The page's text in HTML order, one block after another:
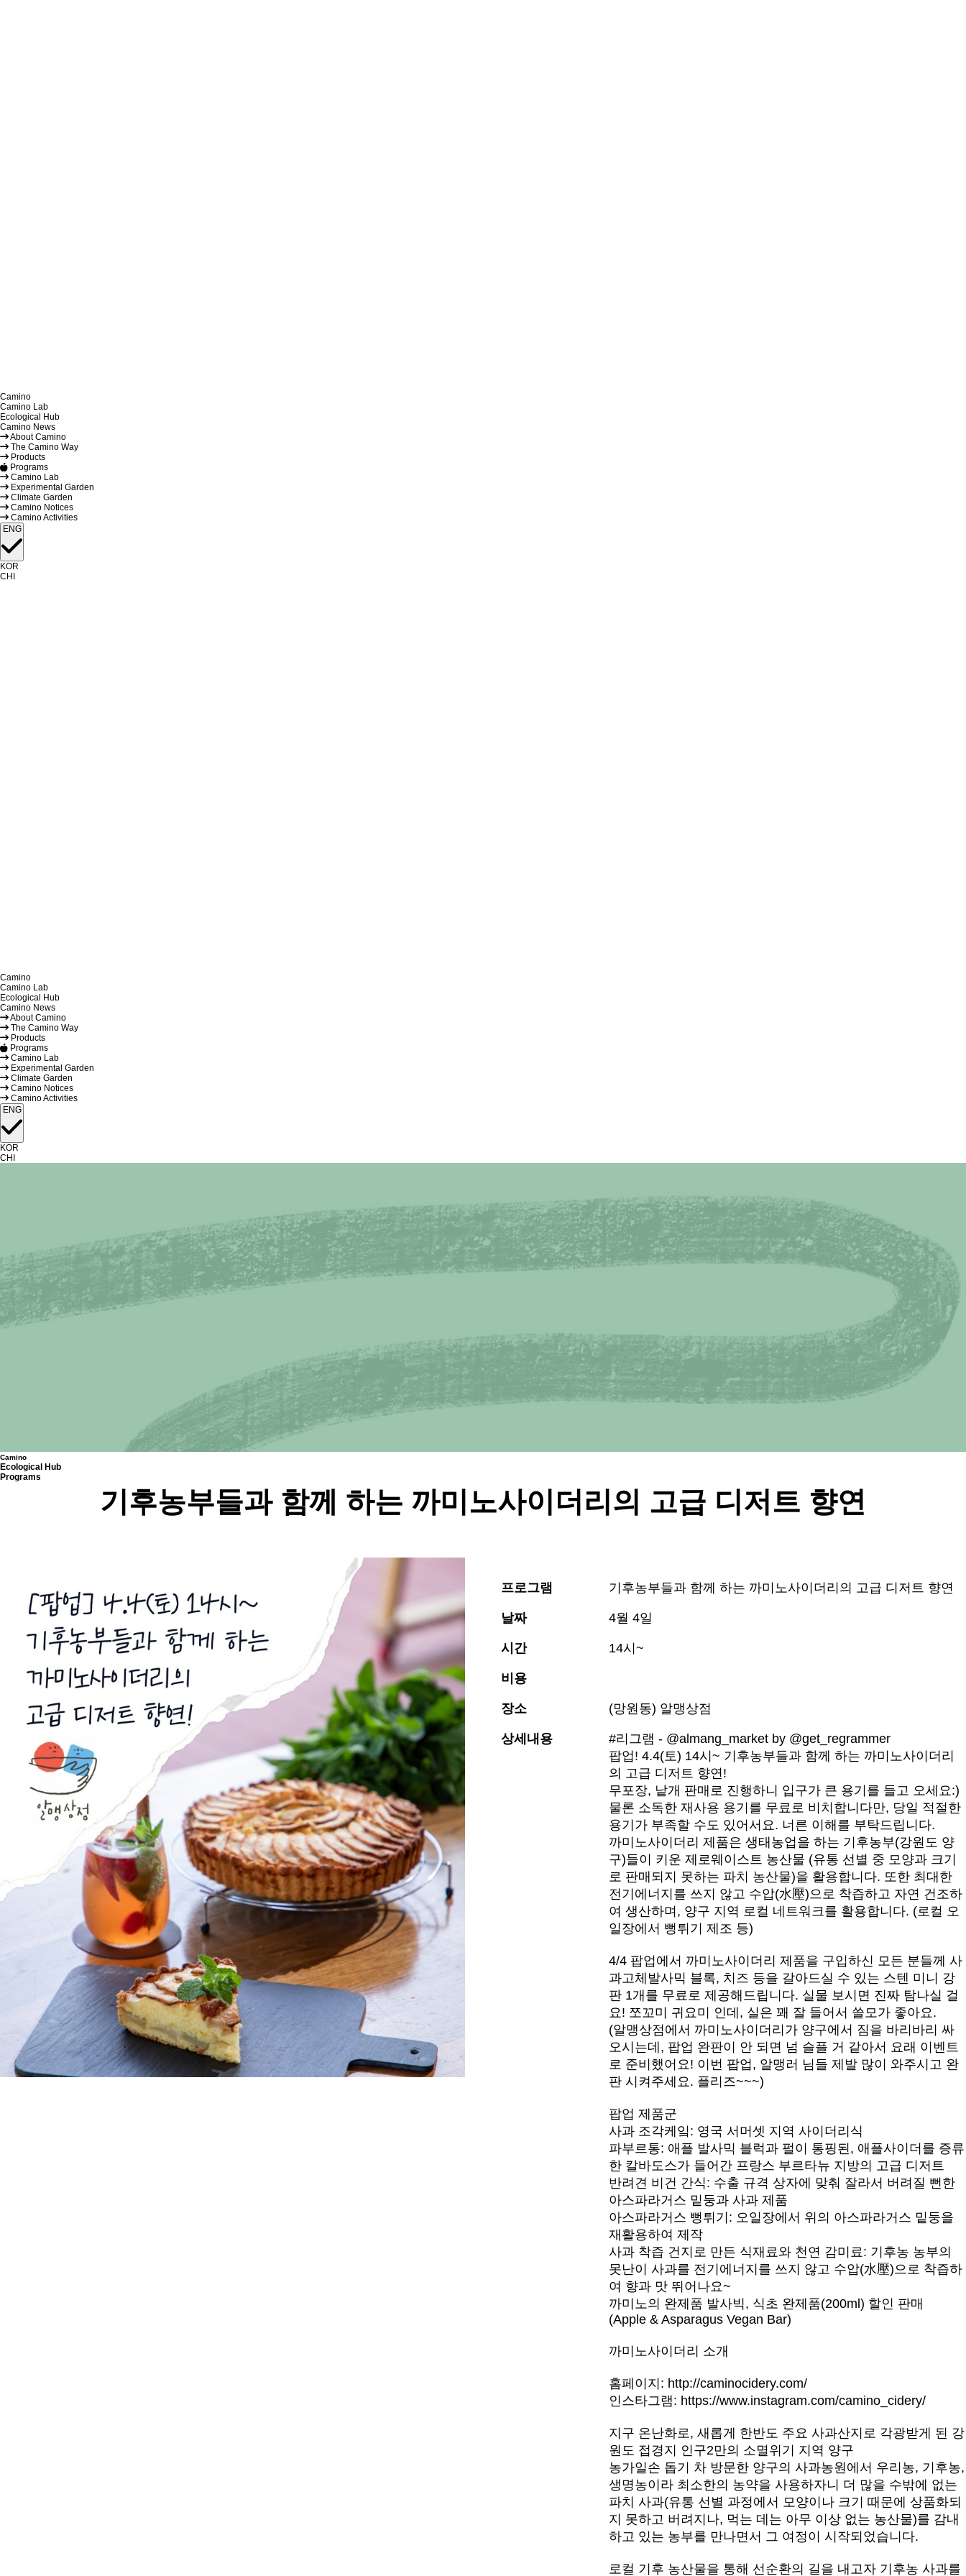
Camino
Camino Lab
Ecological Hub
Camino News
About Camino
The Camino Way
Products
Programs
Camino Lab
Experimental Garden
Climate Garden
Camino Notices
Camino Activities
ENG
KOR
CHI
Camino
Camino Lab
Ecological Hub
Camino News
About Camino
The Camino Way
Products
Programs
Camino Lab
Experimental Garden
Climate Garden
Camino Notices
Camino Activities
ENG
KOR
CHI
Camino
Ecological Hub
Programs
기후농부들과 함께 하는 까미노사이더리의 고급 디저트 향연
프로그램 기후농부들과 함께 하는 까미노사이더리의 고급 디저트 향연
날짜 4월 4일
시간 14시~
비용
장소 (망원동) 알맹상점
상세내용
#리그램 - @almang_market by @get_regrammer
팝업! 4.4(토) 14시~ 기후농부들과 함께 하는 까미노사이더리
의 고급 디저트 향연!
무포장, 낱개 판매로 진행하니 입구가 큰 용기를 들고 오세요:)
물론 소독한 재사용 용기를 무료로 비치합니다만, 당일 적절한
용기가 부족할 수도 있어서요. 너른 이해를 부탁드립니다.
까미노사이더리 제품은 생태농업을 하는 기후농부(강원도 양
구)들이 키운 제로웨이스트 농산물 (유통 선별 중 모양과 크기
로 판매되지 못하는 파치 농산물)을 활용합니다. 또한 최대한
전기에너지를 쓰지 않고 수압(水壓)으로 착즙하고 자연 건조하
여 생산하며, 양구 지역 로컬 네트워크를 활용합니다. (로컬 오
일장에서 뻥튀기 제조 등)
4/4 팝업에서 까미노사이더리 제품을 구입하신 모든 분들께 사
과고체발사믹 블록, 치즈 등을 갈아드실 수 있는 스텐 미니 강
판 1개를 무료로 제공해드립니다. 실물 보시면 진짜 탐나실 걸
요! 쪼꼬미 귀요미 인데, 실은 꽤 잘 들어서 쓸모가 좋아요.
(알맹상점에서 까미노사이더리가 양구에서 짐을 바리바리 싸
오시는데, 팝업 완판이 안 되면 넘 슬플 거 같아서 요래 이벤트
로 준비했어요! 이번 팝업, 알맹러 님들 제발 많이 와주시고 완
판 시켜주세요. 플리즈~~~)
팝업 제품군
사과 조각케잌: 영국 서머셋 지역 사이더리식
파부르통: 애플 발사믹 블럭과 펄이 통핑된, 애플사이더를 증류
한 칼바도스가 들어간 프랑스 부르타뉴 지방의 고급 디저트
반려견 비건 간식: 수출 규격 상자에 맞춰 잘라서 버려질 뻔한
아스파라거스 밑둥과 사과 제품
아스파라거스 뻥튀기: 오일장에서 위의 아스파라거스 밑둥을
재활용하여 제작
사과 착즙 건지로 만든 식재료와 천연 감미료: 기후농 농부의
못난이 사과를 전기에너지를 쓰지 않고 수압(水壓)으로 착즙하
여 향과 맛 뛰어나요~
까미노의 완제품 발사빅, 식초 완제품(200ml) 할인 판매
(Apple & Asparagus Vegan Bar)
까미노사이더리 소개
홈페이지: http://caminocidery.com/
인스타그램: https://www.instagram.com/camino_cidery/
지구 온난화로, 새롭게 한반도 주요 사과산지로 각광받게 된 강
원도 접경지 인구2만의 소멸위기 지역 양구
농가일손 돕기 차 방문한 양구의 사과농원에서 우리농, 기후농,
생명농이라 최소한의 농약을 사용하자니 더 많을 수밖에 없는
파치 사과(유통 선별 과정에서 모양이나 크기 때문에 상품화되
지 못하고 버려지나, 먹는 데는 아무 이상 없는 농산물)를 감내
하고 있는 농부를 만나면서 그 여정이 시작되었습니다.
로컬 기후 농산물을 통해 선순환의 길을 내고자 기후농 사과를